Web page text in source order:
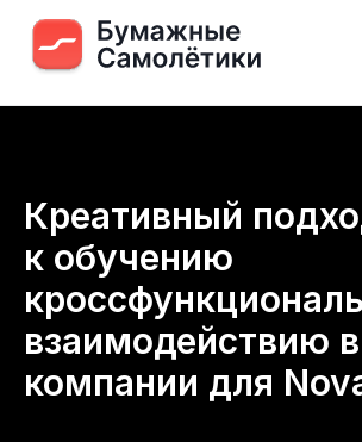
Креативный
к обучению
взаимодействию
компании для
Проработать процессы кроссфункционального
взаимодействия между департаментами